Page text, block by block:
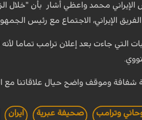
محمد واعظي أشار بأن "خلال
الإيراني، الاجتماع مع رئيس
شفافة وموقف واضح حيال علاقاتنا مع
وترامب صحيفة عبرية ايران